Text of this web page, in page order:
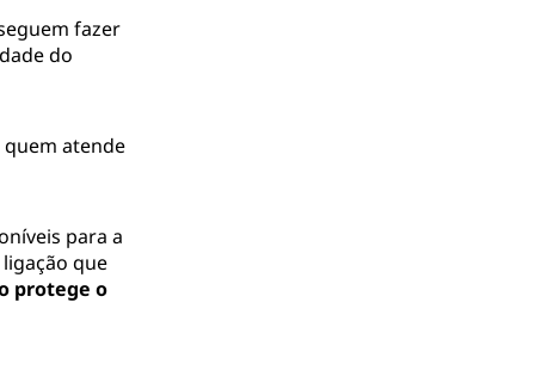
fazer
do
quem atende
para a
que
protege o